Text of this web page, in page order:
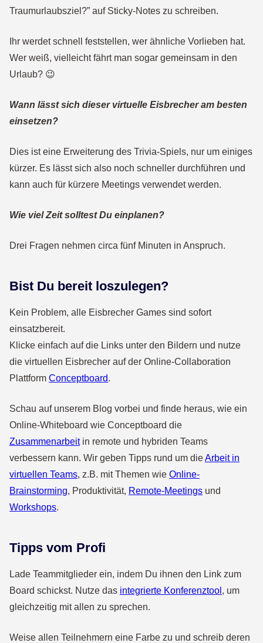
Traumurlaubsziel?” auf Sticky-Notes zu schreiben.
Ihr werdet schnell feststellen, wer ähnliche Vorlieben hat.
Wer weiß, vielleicht fährt man sogar gemeinsam in den
Urlaub? 😉
Wann lässt sich dieser virtuelle Eisbrecher am besten
einsetzen?
Dies ist eine Erweiterung des Trivia-Spiels, nur um einiges
kürzer. Es lässt sich also noch schneller durchführen und
kann auch für kürzere Meetings verwendet werden.
Wie viel Zeit solltest Du einplanen?
Drei Fragen nehmen circa fünf Minuten in Anspruch.
Bist Du bereit loszulegen?
Kein Problem, alle Eisbrecher Games sind sofort
einsatzbereit.
Klicke einfach auf die Links unter den Bildern und nutze
die virtuellen Eisbrecher auf der Online-Collaboration
Plattform Conceptboard.
Schau auf unserem Blog vorbei und finde heraus, wie ein
Online-Whiteboard wie Conceptboard die
Zusammenarbeitin remote und hybriden Teams
verbessern kann. Wir geben Tipps rund um dieArbeit in
virtuellen Teams, z.B. mit Themen wie Online-
Brainstorming, Produktivität, Remote-Meetings und
Workshops.
Tipps vom Profi
Lade Teammitglieder ein, indem Du ihnen den Link zum
Board schickst. Nutze das integrierte Konferenztool , um
gleichzeitig mit allen zu sprechen.
Weise allen Teilnehmern eine Farbe zu und schreib deren